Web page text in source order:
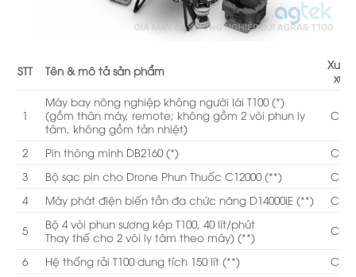
STT Tên & mô tả sản phẩm
Xuất
xứ
1
Máy bay nông nghiệp không người lái T100 (*)
(gồm thân máy, remote; không gồm 2 vòi phun ly
tâm, không gồm tản nhiệt)
CN
2 Pin thông minh DB2160 (*)
CN
3
Bộ sạc pin cho Drone Phun Thuốc C12000 (**)
CN
4
Máy phát điện biến tần đa chức năng D14000iE (**) CN
5
Bộ 4 vòi phun sương kép T100, 40 lít/phút
Thay thế cho 2 vòi ly tâm theo máy) (**)
CN
6 Hệ thống rải T100 dung tích 150 lít (**)
CN